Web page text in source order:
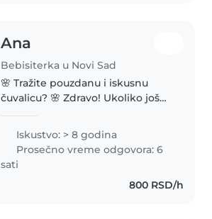
Ana
Bebisiterka u Novi Sad
🌸 Tražite pouzdanu i iskusnu
čuvalicu? 🌸 Zdravo! Ukoliko još
volela bih da se predstavim.
Imam dugogodišnje iskustvo u
čuvanju dece, jer sam praktično..
Iskustvo: > 8 godina
Prosečno vreme odgovora: 6
sati
800 RSD/h